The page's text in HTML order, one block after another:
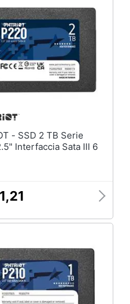
Serie
Interfaccia Sata III 6